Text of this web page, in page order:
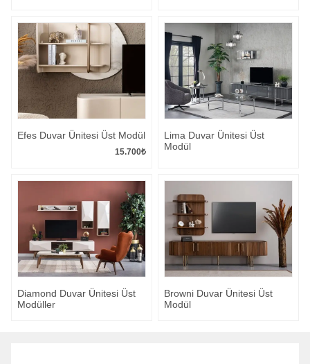
Efes Duvar Ünitesi Üst Modül
15.700₺
Lima Duvar Ünitesi Üst
Modül
Diamond Duvar Ünitesi Üst
Modüller
Browni Duvar Ünitesi Üst
Modül